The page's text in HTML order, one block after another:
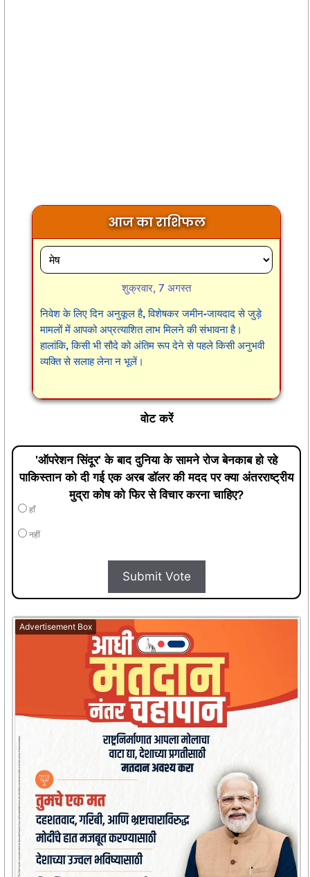
आज का राशिफल
शुक्रवार, 7 अगस्त
निवेश के लिए दिन अनुकूल है, विशेषकर जमीन-जायदाद से जुड़े
मामलों में आपको अप्रत्याशित लाभ मिलने की संभावना है।
हालांकि, किसी भी सौदे को अंतिम रूप देने से पहले किसी अनुभवी
व्यक्ति से सलाह लेना न भूलें।
वोट करें
'ऑपरेशन सिंदूर' के बाद दुनिया के सामने रोज बेनकाब हो रहे
पाकिस्तान को दी गई एक अरब डॉलर की मदद पर क्या अंतरराष्ट्रीय
मुद्रा कोष को फिर से विचार करना चाहिए?
हाँ
नहीं
Submit Vote
Advertisement Box